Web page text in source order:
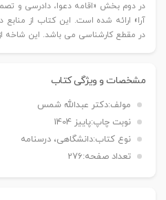
(جلد
دوم)
شمس
در دوم بخش «اقامه دعوا، دادرسی و
آرا» ارائه شده است. این کتاب از
در مقطع کارشناسی می باشد. این شاخه
مشخصات و ویژگی کتاب
مولف:دکتر عبدالله شمس
نوبت چاپ:پاییز 1404
نوع کتاب:دانشگاهی، درسنامه
تعداد صفحه:276